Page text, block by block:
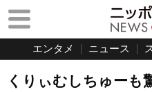
エンタメ ニュース
くりぃむしちゅーも